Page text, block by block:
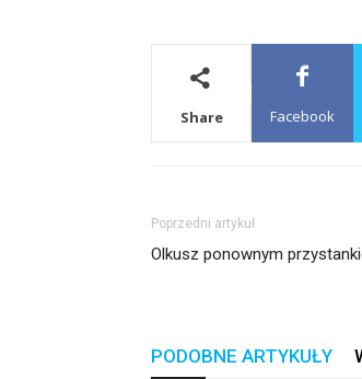
Share Facebook
Poprzedni artykuł
Olkusz ponownym
PODOBNE ARTYKUŁY